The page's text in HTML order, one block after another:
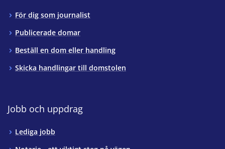
För dig som journalist
Publicerade domar
Beställ en dom eller handling
Skicka handlingar till domstolen
Jobb och uppdrag
Lediga jobb